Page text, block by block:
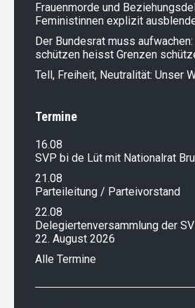
Frauenmorde und
Feministinnen explizit
Der Bundesrat muss
schützen heisst Grenzen
Tell, Freiheit, Neutralität: Unser
Termine
16.08
SVP bi de Lüt mit Nationalrat
21.08
Parteileitung / Parteivorstand
22.08
Delegiertenversammlung der
22. August 2026
Alle Termine